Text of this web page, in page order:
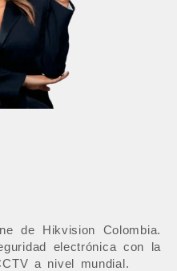
de Hikvision Colombia.
electrónica con la
a nivel mundial.